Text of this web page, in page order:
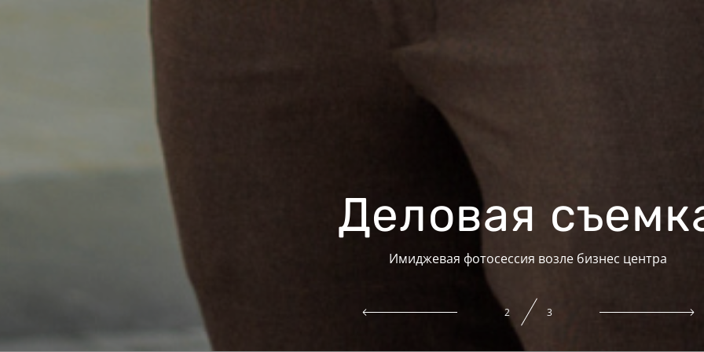
Деловая
Имиджевая фотосессия возле бизнес центра
3 3